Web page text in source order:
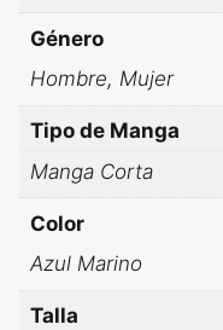
Género
Hombre, Mujer
Tipo de Manga
Manga Corta
Color
Azul Marino
Talla